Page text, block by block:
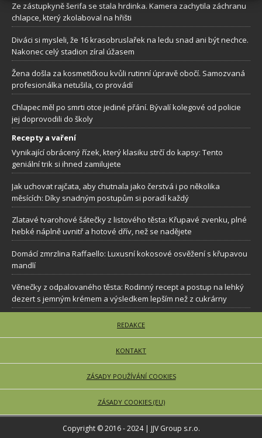
Ze zástupkyně šerifa se stala hrdinka. Kamera zachytila záchranu
chlapce, který zkolaboval na hřišti
Diváci si mysleli, že 16 krasobruslařek na ledu snad ani být nechce.
Nakonec celý stadion zíral úžasem
Žena došla za kosmetičkou kvůli rutinní úpravě obočí. Samozvaná
profesionálka netušila, co provádí
Chlapec měl po smrti otce jediné přání. Bývalí kolegové od policie
jej doprovodili do školy
Recepty a vaření
Vynikající obrácený řízek, který klasiku strčí do kapsy: Tento
geniální trik si ihned zamilujete
Jak uchovat rajčata, aby chutnala jako čerstvá i po několika
měsících: Díky snadným postupům si poradí každý
Zlatavé tvarohové šátečky z listového těsta: Křupavé zvenku, plné
hebké náplně uvnitř a hotové dřív, než se nadějete
Domácí zmrzlina Raffaello: Luxusní kokosové osvěžení s křupavou
mandlí
Věnečky z odpalovaného těsta: Rodinný recept a postup na lehký
dezert s jemným krémem a výsledkem lepším než z cukrárny
REDAKCE
KONTAKT
ZÁSADY POUŽÍVÁNÍ COOKIES
ZÁSADY COOKIES (EU)
Copyright © 2016 - 2024 | JJV Group s.r.o.